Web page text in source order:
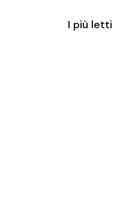
I più letti